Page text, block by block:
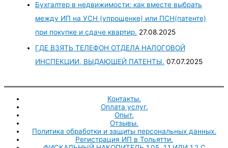
Бухгалтер в недвижимости: как вместе выбрать
между ИП на УСН (упрощенке) или ПСН(патенте)
при покупке и сдаче квартир. 27.08.2025
ГДЕ ВЗЯТЬ ТЕЛЕФОН ОТДЕЛА НАЛОГОВОЙ
ИНСПЕКЦИИ, ВЫДАЮЩЕЙ ПАТЕНТЫ. 07.07.2025
Контакты.
Оплата услуг.
Опыт.
Отзывы.
Политика обработки и защиты персональных данных.
Регистрация ИП в Тольятти.